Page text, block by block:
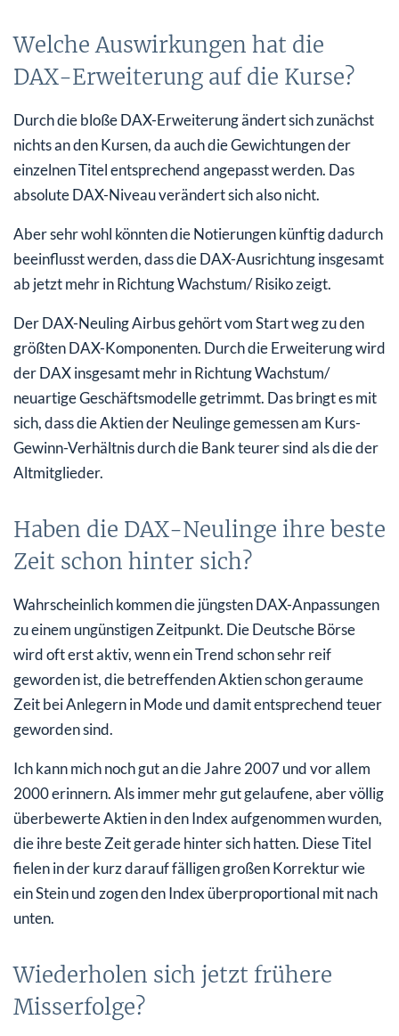
Welche Auswirkungen hat die
DAX-Erweiterung auf die Kurse?
Durch die bloße DAX-Erweiterung ändert sich zunächst
nichts an den Kursen, da auch die Gewichtungen der
einzelnen Titel entsprechend angepasst werden. Das
absolute DAX-Niveau verändert sich also nicht.
Aber sehr wohl könnten die Notierungen künftig dadurch
beeinflusst werden, dass die DAX-Ausrichtung insgesamt
ab jetzt mehr in Richtung Wachstum/ Risiko zeigt.
Der DAX-Neuling Airbus gehört vom Start weg zu den
größten DAX-Komponenten. Durch die Erweiterung wird
der DAX insgesamt mehr in Richtung Wachstum/
neuartige Geschäftsmodelle getrimmt. Das bringt es mit
sich, dass die Aktien der Neulinge gemessen am Kurs-
Gewinn-Verhältnis durch die Bank teurer sind als die der
Altmitglieder.
Haben die DAX-Neulinge ihre beste
Zeit schon hinter sich?
Wahrscheinlich kommen die jüngsten DAX-Anpassungen
zu einem ungünstigen Zeitpunkt. Die Deutsche Börse
wird oft erst aktiv, wenn ein Trend schon sehr reif
geworden ist, die betreffenden Aktien schon geraume
Zeit bei Anlegern in Mode und damit entsprechend teuer
geworden sind.
Ich kann mich noch gut an die Jahre 2007 und vor allem
2000 erinnern. Als immer mehr gut gelaufene, aber völlig
überbewerte Aktien in den Index aufgenommen wurden,
die ihre beste Zeit gerade hinter sich hatten. Diese Titel
fielen in der kurz darauf fälligen großen Korrektur wie
ein Stein und zogen den Index überproportional mit nach
unten.
Wiederholen sich jetzt frühere
Misserfolge?